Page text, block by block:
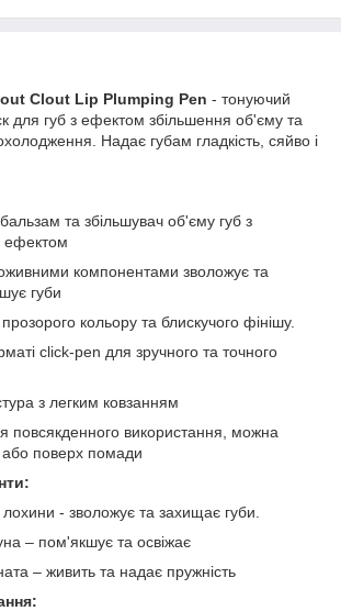
Clout Lip Plumping Pen - тонуючий
для губ з ефектом збільшення об'єму та
Надає губам гладкість, сяйво і
та збільшувач об'єму губ з
компонентами зволожує та
губи
кольору та блискучого фінішу.
click-pen для зручного та точного
з легким ковзанням
повсякденного використання, можна
поверх помади
лохини - зволожує та захищає губи.
– пом'якшує та освіжає
– живить та надає пружність